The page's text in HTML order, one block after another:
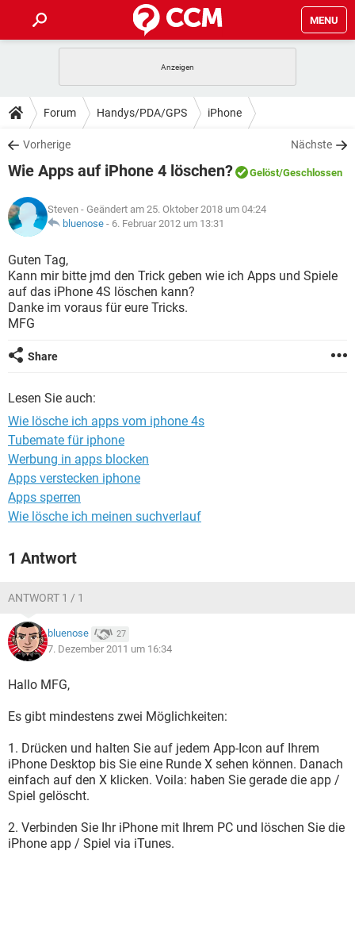
MENU
ANDROID IOS
WINDOWS 10
WHATSAPP TIKTOK
FACEBOOK
TIPPS & TRICKS
SPIELE STREAMING
WHATSAPP TIKTOK
FACEBOOK
DOWNLOADS
SPIELE STREAMING
ANDROID
WINDOWS 10 INSTAGRAM
WHATSAPP
FACEBOOK HARDWARE
SPIELE STREAMING
ANDROID
WINDOWS 10
WHATSAPP TIKTOK
FACEBOOK
LEXIKON
SPIELE
ANDROID IOS
WINDOWS 10
FACEBOOK
Forum Handys/PDA/GPS iPhone
Vorherige Nächste
Wie Apps auf iPhone 4 löschen? Gelöst/Geschlossen
Steven - Geändert am 25. Oktober 2018 um 04:24
bluenose - 6. Februar 2012 um 13:31
Guten Tag,
Kann mir bitte jmd den Trick geben wie ich Apps und Spiele
auf das iPhone 4S löschen kann?
Danke im voraus für eure Tricks.
MFG
Share
Lesen Sie auch:
Wie lösche ich apps vom iphone 4s
Tubemate für iphone
Werbung in apps blocken
Apps verstecken iphone
Apps sperren
Wie lösche ich meinen suchverlauf
1 Antwort
ANTWORT 1 / 1
bluenose 27
7. Dezember 2011 um 16:34
Hallo MFG,
Es gibt mindestens zwei Möglichkeiten:
1. Drücken und halten Sie auf jedem App-Icon auf Ihrem
iPhone Desktop bis Sie eine Runde X sehen können. Danach
einfach auf den X klicken. Voila: haben Sie gerade die app /
Spiel gelöscht.
2. Verbinden Sie Ihr iPhone mit Ihrem PC und löschen Sie die
iPhone app / Spiel via iTunes.